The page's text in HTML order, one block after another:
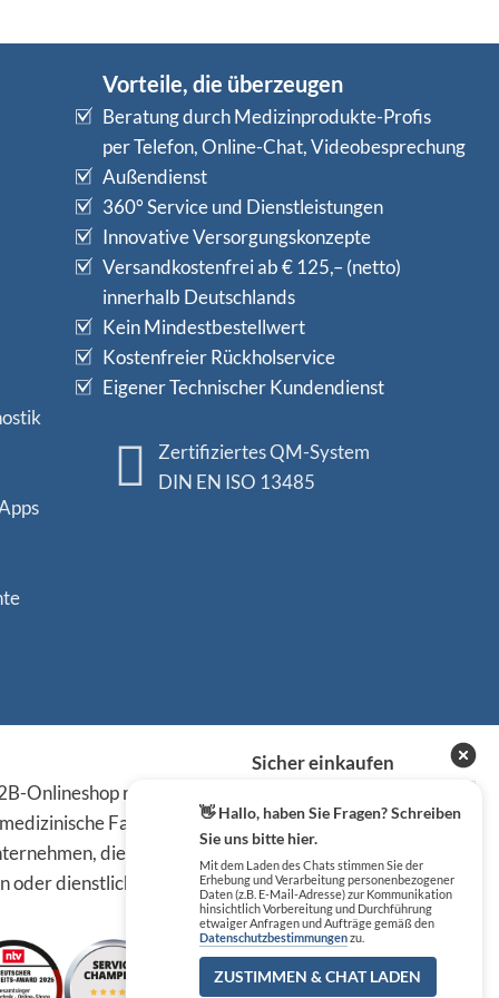
Vorteile, die überzeugen
Beratung durch Medizinprodukte-Profis
per Telefon, Online-Chat, Videobesprechung
Außendienst
360° Service und Dienstleistungen
Innovative Versorgungskonzepte
Versandkostenfrei ab € 125,– (netto)
innerhalb Deutschlands
Kein Mindestbestellwert
Kostenfreier Rückholservice
Eigener Technischer Kundendienst
Zertifiziertes QM-System
DIN EN ISO 13485
Onlineshop richten sich
Fachkreise,
die die
oder dienstlichen Tätigkeit
Sicher einkaufen
👋 Hallo, haben Sie Fragen? Schreiben
Sie uns bitte hier.
Mit dem Laden des Chats stimmen Sie der
Erhebung und Verarbeitung personenbezogener
Daten (z.B. E-Mail-Adresse) zur Kommunikation
hinsichtlich Vorbereitung und Durchführung
etwaiger Anfragen und Aufträge gemäß den
Datenschutzbestimmungenzu.
ZUSTIMMEN & CHAT LADEN